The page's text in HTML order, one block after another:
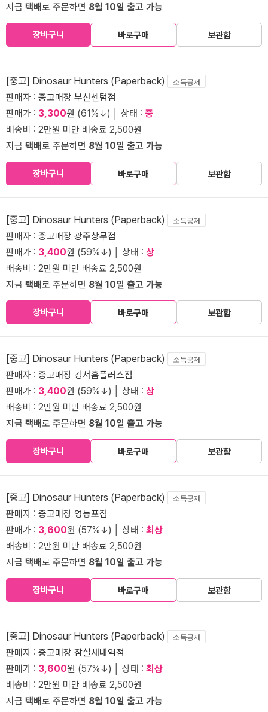
지금 택배로 주문하면 8월 10일 출고 가능
장바구니 바로구매 보관함
[중고] Dinosaur Hunters (Paperback) 소득공제
판매자 : 중고매장 부산센텀점
판매가 : 3,300원 (61%↓) │ 상태 : 중
배송비 : 2만원 미만 배송료 2,500원
지금 택배로 주문하면 8월 10일 출고 가능
장바구니 바로구매 보관함
[중고] Dinosaur Hunters (Paperback) 소득공제
판매자 : 중고매장 광주상무점
판매가 : 3,400원 (59%↓) │ 상태 : 상
배송비 : 2만원 미만 배송료 2,500원
지금 택배로 주문하면 8월 10일 출고 가능
장바구니 바로구매 보관함
[중고] Dinosaur Hunters (Paperback) 소득공제
판매자 : 중고매장 강서홈플러스점
판매가 : 3,400원 (59%↓) │ 상태 : 상
배송비 : 2만원 미만 배송료 2,500원
지금 택배로 주문하면 8월 10일 출고 가능
장바구니 바로구매 보관함
[중고] Dinosaur Hunters (Paperback) 소득공제
판매자 : 중고매장 영등포점
판매가 : 3,600원 (57%↓) │ 상태 : 최상
배송비 : 2만원 미만 배송료 2,500원
지금 택배로 주문하면 8월 10일 출고 가능
장바구니 바로구매 보관함
[중고] Dinosaur Hunters (Paperback) 소득공제
판매자 : 중고매장 잠실새내역점
판매가 : 3,600원 (57%↓) │ 상태 : 최상
배송비 : 2만원 미만 배송료 2,500원
지금 택배로 주문하면 8월 10일 출고 가능